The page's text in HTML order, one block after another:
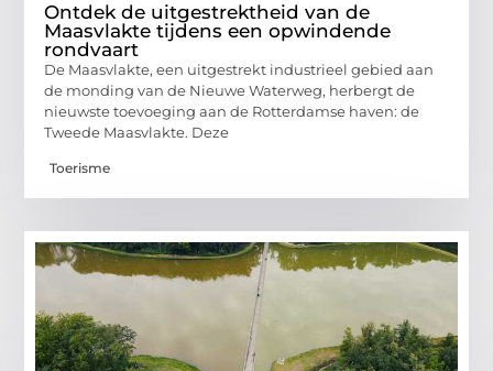
Ontdek de uitgestrektheid van de
Maasvlakte tijdens een opwindende
rondvaart
De Maasvlakte, een uitgestrekt industrieel gebied aan
de monding van de Nieuwe Waterweg, herbergt de
nieuwste toevoeging aan de Rotterdamse haven: de
Tweede Maasvlakte. Deze
Toerisme